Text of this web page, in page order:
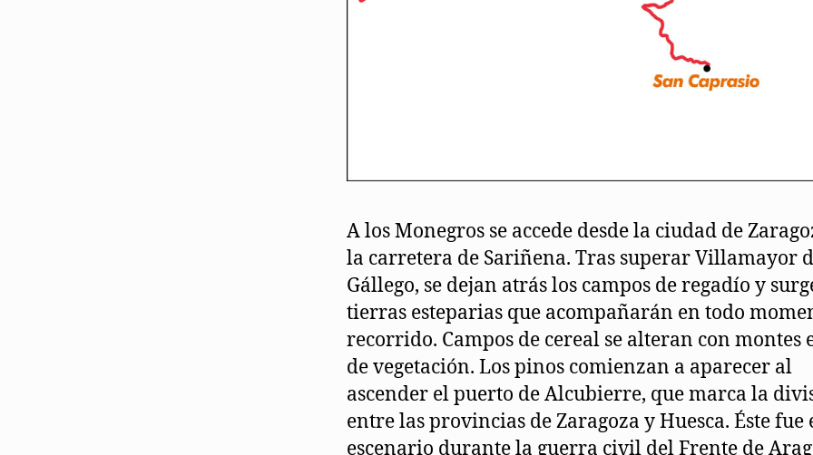
A los Monegros se accede desde la ciudad de
la carretera de Sariñena. Tras superar Villamayor
Gállego, se dejan atrás los campos de regadío y
tierras esteparias que acompañarán en todo
recorrido. Campos de cereal se alteran con montes
de vegetación. Los pinos comienzan a aparecer al
ascender el puerto de Alcubierre, que marca la
entre las provincias de Zaragoza y Huesca. Éste fue
escenario durante la guerra civil del Frente de